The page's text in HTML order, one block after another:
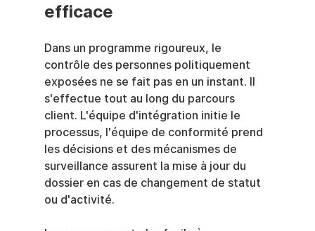
efficace
Dans un programme rigoureux, le
contrôle des personnes politiquement
exposées ne se fait pas en un instant. Il
s'effectue tout au long du parcours
client. L'équipe d'intégration initie le
processus, l'équipe de conformité prend
les décisions et des mécanismes de
surveillance assurent la mise à jour du
dossier en cas de changement de statut
ou d'activité.